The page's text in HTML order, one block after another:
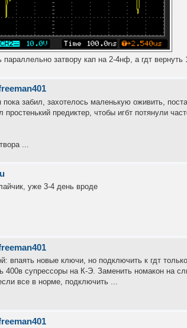
параллельно затвору кап на 2-4нф, а гдт вернуть
забил, захотелось маленькую оживить,
простенький предиктер, чтобы игбт потянули
...
уже 3-4 день вроде
впаять новые ключи, но подключить к гдт
400в супрессоры на К-Э. Заменить номакон на
все в норме, подключить ...